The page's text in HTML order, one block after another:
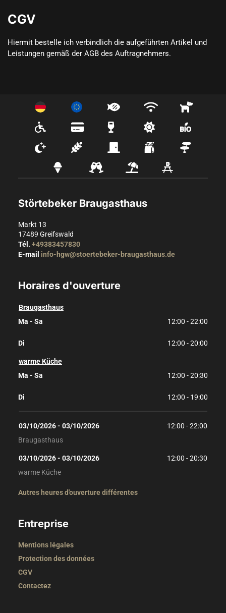
CGV
Hiermit bestelle ich verbindlich die aufgeführten Artikel und
Leistungen gemäß der AGB des Auftragnehmers.
Störtebeker Braugasthaus
Markt 13
17489 Greifswald
Tél. +49383457830
E-mail info-hgw@stoertebeker-braugasthaus.de
Horaires d'ouverture
Braugasthaus
Ma - Sa
12:00 - 22:00
Di 12:00 - 20:00
warme Küche
Ma - Sa
12:00 - 20:30
Di 12:00 - 19:00
03/10/2026 - 03/10/2026 12:00 - 22:00
Braugasthaus
03/10/2026 - 03/10/2026 12:00 - 20:30
warme Küche
Autres heures d'ouverture différentes
Entreprise
Mentions légales
Protection des données
CGV
Contactez